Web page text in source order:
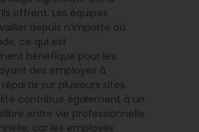
offrent. Les équipes
depuis n’importe où
ce qui est
bénéfique pour les
des employés à
sur plusieurs sites.
contribue également à un
entre vie professionnelle
car les employés